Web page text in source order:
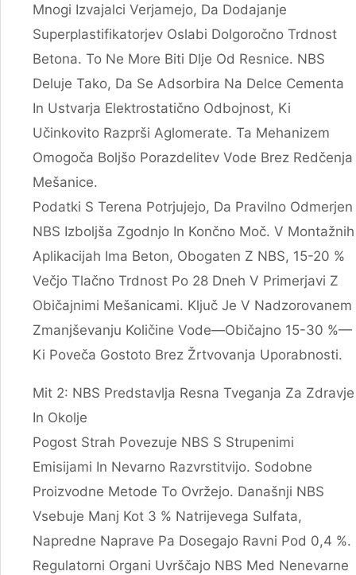
Mnogi Izvajalci Verjamejo, Da Dodajanje
Superplastifikatorjev Oslabi Dolgoročno Trdnost
Betona. To Ne More Biti Dlje Od Resnice. NBS
Deluje Tako, Da Se Adsorbira Na Delce Cementa
In Ustvarja Elektrostatično Odbojnost, Ki
Učinkovito Razprši Aglomerate. Ta Mehanizem
Omogoča Boljšo Porazdelitev Vode Brez Redčenja
Mešanice.
Podatki S Terena Potrjujejo, Da Pravilno Odmerjen
NBS Izboljša Zgodnjo In Končno Moč. V Montažnih
Aplikacijah Ima Beton, Obogaten Z NBS, 15-20 %
Večjo Tlačno Trdnost Po 28 Dneh V Primerjavi Z
Običajnimi Mešanicami. Ključ Je V Nadzorovanem
Zmanjševanju Količine Vode—Običajno 15-30 %—
Ki Poveča Gostoto Brez Žrtvovanja Uporabnosti.
Mit 2: NBS Predstavlja Resna Tveganja Za Zdravje
In Okolje
Pogost Strah Povezuje NBS S Strupenimi
Emisijami In Nevarno Razvrstitvijo. Sodobne
Proizvodne Metode To Ovržejo. Današnji NBS
Vsebuje Manj Kot 3 % Natrijevega Sulfata,
Napredne Naprave Pa Dosegajo Ravni Pod 0,4 %.
Regulatorni Organi Uvrščajo NBS Med Nenevarne